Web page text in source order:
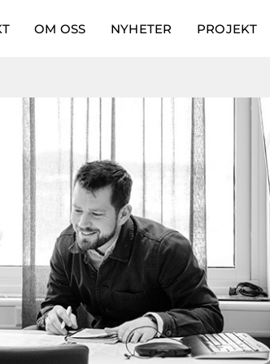
OM OSS NYHETER PROJEKT